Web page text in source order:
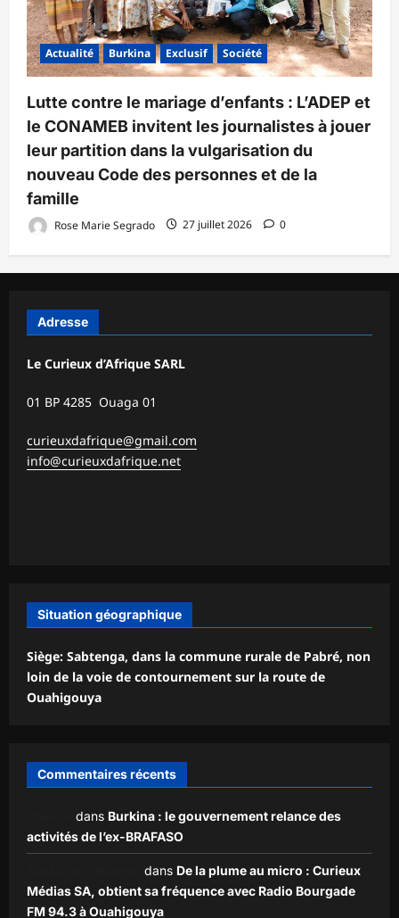
Actualité Burkina Exclusif Société
Lutte contre le mariage d’enfants : L’ADEP et
le CONAMEB invitent les journalistes à jouer
leur partition dans la vulgarisation du
nouveau Code des personnes et de la
famille
Rose Marie Segrado 27 juillet 2026 0
Adresse
Le Curieux d’Afrique SARL
01 BP 4285 Ouaga 01
curieuxdafrique@gmail.com
info@curieuxdafrique.net
Situation géographique
Siège: Sabtenga, dans la commune rurale de Pabré, non
loin de la voie de contournement sur la route de
Ouahigouya
Commentaires récents
dans Burkina : le gouvernement relance des
activités de l’ex-BRAFASO
dans De la plume au micro : Curieux
Médias SA, obtient sa fréquence avec Radio Bourgade
FM 94.3 à Ouahigouya